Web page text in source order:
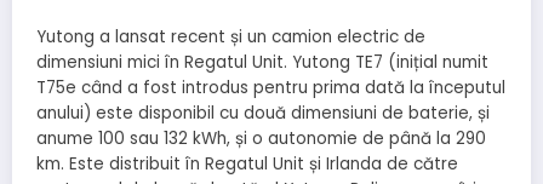
Yutong a lansat recent și un camion electric de
dimensiuni mici în Regatul Unit. Yutong TE7 (inițial numit
T75e când a fost introdus pentru prima dată la începutul
anului) este disponibil cu două dimensiuni de baterie, și
anume 100 sau 132 kWh, și o autonomie de până la 290
km. Este distribuit în Regatul Unit și Irlanda de către